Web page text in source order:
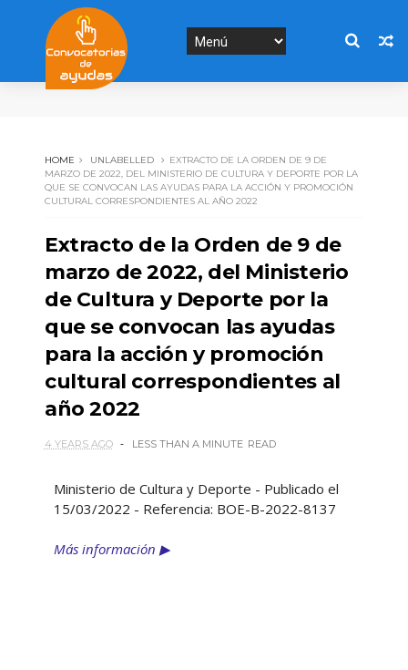
HOME UNLABELLED
EXTRACTO DE LA ORDEN DE 9 DE
MARZO DE 2022, DEL MINISTERIO DE CULTURA Y DEPORTE POR LA
QUE SE CONVOCAN LAS AYUDAS PARA LA ACCIÓN Y PROMOCIÓN
CULTURAL CORRESPONDIENTES AL AÑO 2022
Extracto de la Orden de 9 de
marzo de 2022, del Ministerio
de Cultura y Deporte por la
que se convocan las ayudas
para la acción y promoción
cultural correspondientes al
año 2022
4 YEARS AGO LESS THAN A MINUTE READ
Ministerio de Cultura y Deporte - Publicado el
15/03/2022 - Referencia: BOE-B-2022-8137
Más información ▶